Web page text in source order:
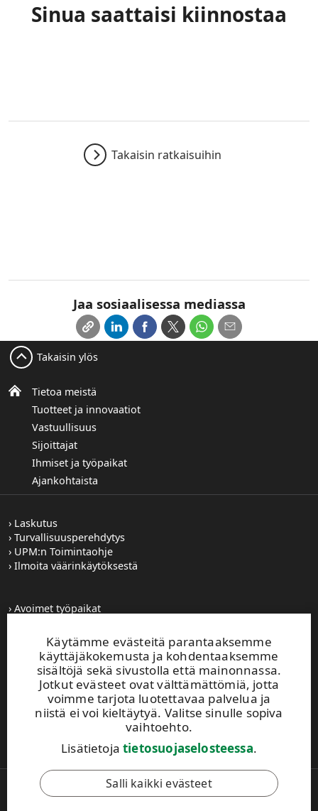
Sinua saattaisi kiinnostaa
Takaisin ratkaisuihin
Jaa sosiaalisessa mediassa
Käytämme evästeitä parantaaksemme
käyttäjäkokemusta ja kohdentaaksemme
sisältöjä sekä sivustolla että mainonnassa.
Jotkut evästeet ovat välttämättömiä, jotta
voimme tarjota luotettavaa palvelua ja
niistä ei voi kieltäytyä. Valitse sinulle sopiva
vaihtoehto.
Lisätietojatietosuojaselosteessa.
Salli kaikki evästeet
Tietoa meistä
Tuotteet ja innovaatiot
Vastuullisuus
Sijoittajat
Ihmiset ja työpaikat
Ajankohtaista
Takaisin ylös
Laskutus
Turvallisuusperehdytys
UPM:n Toimintaohje
Ilmoita väärinkäytöksestä
Avoimet työpaikat
Tilaa tiedotteet
Toiminta-alueemme
UPM Vaihde
0204 15 111
Tämä sivusto on suojattu reCAPTCHA-palvelun
käyttöehdot
Copyright © 2026 UPM. Kaikki oikeudet pidätetään.